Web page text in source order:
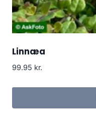
Linnæa
99.95 kr.